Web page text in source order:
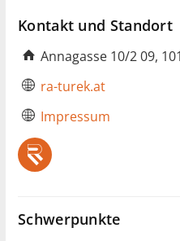
Kontakt und Standort
Annagasse 10/2 09,
ra-turek.at
Impressum
Schwerpunkte